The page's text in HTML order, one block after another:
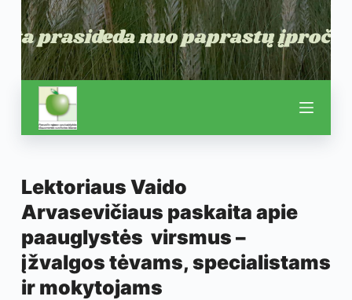
Lektoriaus Vaido
Arvasevičiaus paskaita apie
paauglystės virsmus –
įžvalgos tėvams, specialistams
ir mokytojams